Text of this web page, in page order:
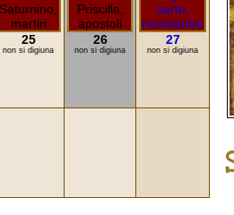
25
non si digiuna
26
non si digiuna
27
non si digiuna